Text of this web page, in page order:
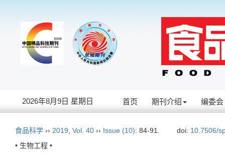
2026年8月9日 星期日 首页 期刊介绍 编委会
食品科学 ›› 2019 Vol. 40 ›› Issue (10): 84-91. doi: 10.7506/
• 生物工程 •